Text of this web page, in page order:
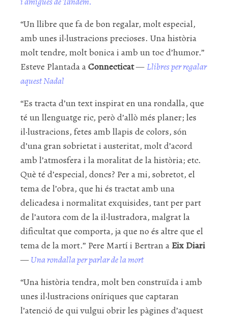
“Un llibre que fa de bon regalar, molt especial,
amb unes il·lustracions precioses. Una història
molt tendre, molt bonica i amb un toc d’humor.”
Esteve Plantada aConnecticat— Llibres per regalar
aquest Nadal
“Es tracta d’un text inspirat en una rondalla, que
té un llenguatge ric, però d’allò més planer; les
il·lustracions, fetes amb llapis de colors, són
d’una gran sobrietat i austeritat, molt d’acord
amb l’atmosfera i la moralitat de la història; etc.
Què té d’especial, doncs? Per a mi, sobretot, el
tema de l’obra, que hi és tractat amb una
delicadesa i normalitat exquisides, tant per part
de l’autora com de la il·lustradora, malgrat la
dificultat que comporta, ja que no és altre que el
tema de la mort.” Pere Martí i Bertran a Eix Diari
—Una rondalla per parlar de la mort
“Una història tendra, molt ben construïda i amb
unes il·lustracions oníriques que captaran
l’atenció de qui vulgui obrir les pàgines d’aquest